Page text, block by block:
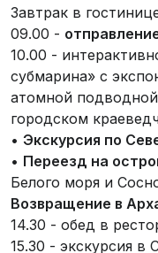
Завтрак в
09.00 -
10.00 -
субмарина» с
атомной
городском
• Экскурсия по
• Переезд на
Белого моря и
Возвращение в
14.30 - обед в
15.30 - экскурсия в